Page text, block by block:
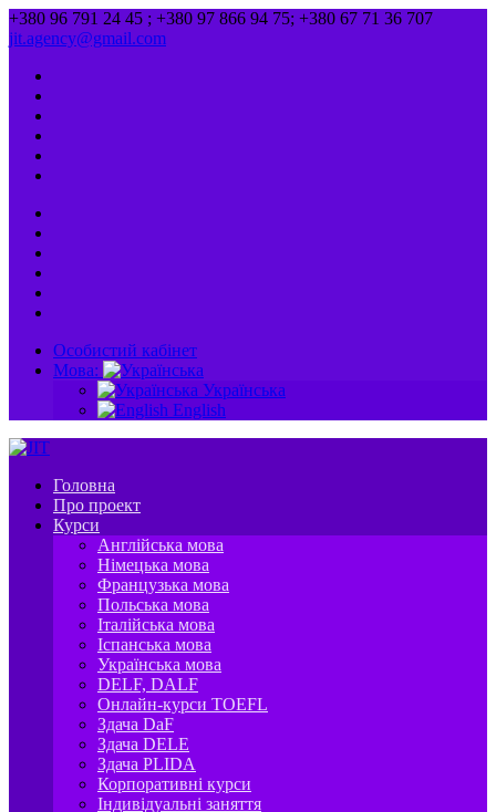
+380 96 791 24 45 ; +380 97 866 94 75; +380 67 71 36 707
jit.agency@gmail.com
Особистий кабінет
Мова:
Українська
English
Головна
Про проект
Курси
Англійська мова
Німецька мова
Французька мова
Польська мова
Італійська мова
Іспанська мова
Українська мова
DELF, DALF
Онлайн-курси TOEFL
Здача DaF
Здача DELE
Здача PLIDA
Корпоративні курси
Індивідуальні заняття